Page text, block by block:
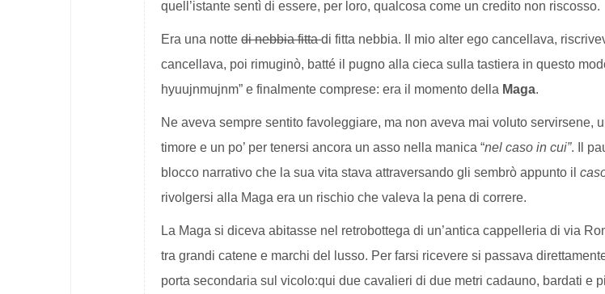
quell’istante sentì di essere, per loro, qualcosa come un credito non riscosso.
Era una nottedi nebbia fittadi fitta nebbia. Il mio alter ego cancellava,
cancellava, poi rimuginò, batté il pugno alla cieca sulla tastiera in questo
hyuujnmujnm” e finalmente comprese: era il momento della Maga.
Ne aveva sempre sentito favoleggiare, ma non aveva mai voluto servirsene,
timore e un po’ per tenersi ancora un asso nella manica “nel caso in cui”. Il
blocco narrativo che la sua vita stava attraversando gli sembrò appunto il
rivolgersi alla Maga era un rischio che valeva la pena di correre.
La Maga si diceva abitasse nel retrobottega di un’antica cappelleria di via
tra grandi catene e marchi del lusso. Per farsi ricevere si passava
porta secondaria sul vicolo:qui due cavalieri di due metri cadauno, bardati e